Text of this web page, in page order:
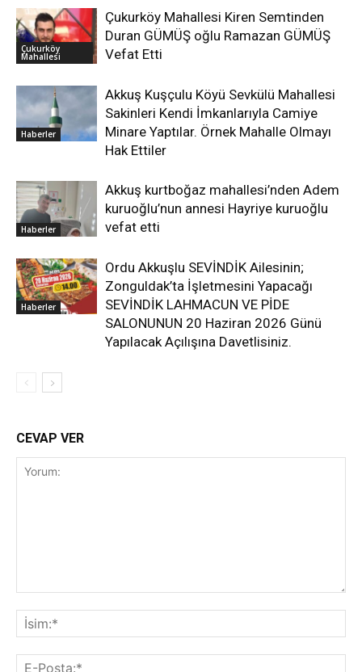
Çukurköy
Mahallesi
Çukurköy Mahallesi Kiren Semtinden
Duran GÜMÜŞ oğlu Ramazan GÜMÜŞ
Vefat Etti
Haberler
Akkuş Kuşçulu Köyü Sevkülü Mahallesi
Sakinleri Kendi İmkanlarıyla Camiye
Minare Yaptılar. Örnek Mahalle Olmayı
Hak Ettiler
Haberler
Akkuş kurtboğaz mahallesi’nden Adem
kuruoğlu’nun annesi Hayriye kuruoğlu
vefat etti
Haberler
Ordu Akkuşlu SEVİNDİK Ailesinin;
Zonguldak’ta İşletmesini Yapacağı
SEVİNDİK LAHMACUN VE PİDE
SALONUNUN 20 Haziran 2026 Günü
Yapılacak Açılışına Davetlisiniz.
CEVAP VER